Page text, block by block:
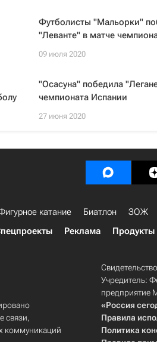
Футболисты "Мальорки"
"Леванте" в матче
09 июля 2020
"Осасуна" победила
чемпионата Испании
27 июня 2020
катание Биатлон ЗОЖ
Реклама Продукты
связи,
коммуникаций
Учредитель:
предприятие
«Россия
Правила
Политика